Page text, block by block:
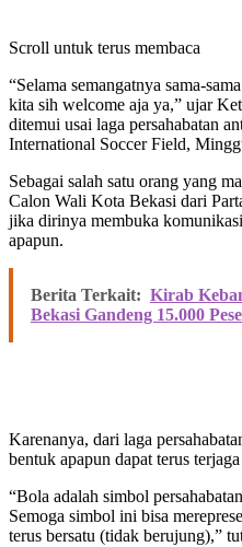
Scroll untuk terus membaca
“Selama semangatnya sama-
kita sih welcome aja ya,” ujar
ditemui usai laga persahabatan
International Soccer Field,
Sebagai salah satu orang yang
Calon Wali Kota Bekasi dari
jika dirinya membuka
apapun.
Berita Terkait: Kirab
Bekasi Gandeng 15.000
Karenanya, dari laga
bentuk apapun dapat terus
“Bola adalah simbol
Semoga simbol ini bisa
terus bersatu (tidak berujung),”